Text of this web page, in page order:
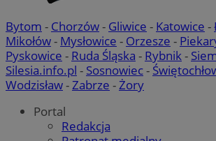
Bytom - Chorzów- Gliwice - Katowice -
Mikołów- Mysłowice - Orzesze -
Pyskowice - Ruda Śląska - Rybnik-
Silesia.info.pl - Sosnowiec-
Wodzisław-Zabrze -Żory
Portal
Redakcja